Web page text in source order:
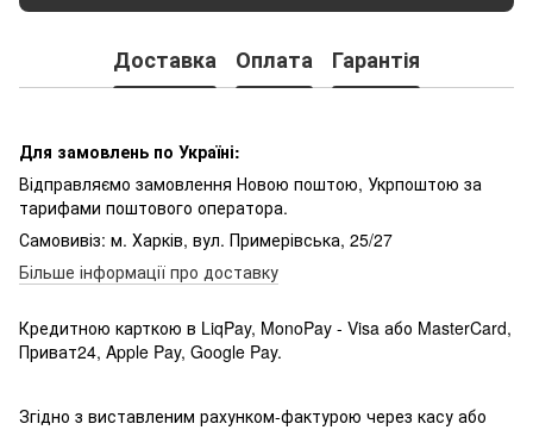
Доставка Оплата Гарантія
Для замовлень по Україні:
Відправляємо замовлення Новою поштою, Укрпоштою за
тарифами поштового оператора.
Самовивіз: м. Харків, вул. Примерівська, 25/27
Більше інформації про доставку
Кредитною карткою в LiqPay, MonoPay - Visa або MasterCard,
Приват24, Apple Pay, Google Pay.
Згідно з виставленим рахунком-фактурою через касу або